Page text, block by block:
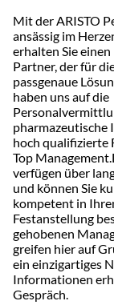
Mit der ARISTO
ansässig im
erhalten Sie
Partner, der für
passgenaue
haben uns auf die
pharmazeutische
hoch qualifizierte
Top
verfügen über
und können Sie
kompetent in
Festanstellung
gehobenen
greifen hier auf
ein einzigartiges
Informationen
Gespräch.